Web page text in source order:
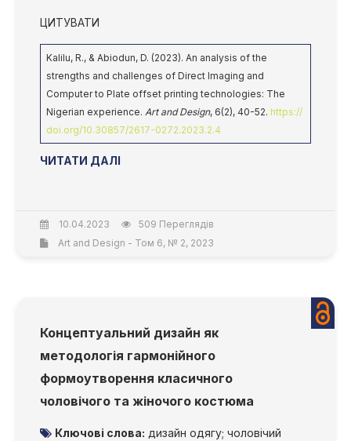
ЦИТУВАТИ
Kalilu, R., & Abiodun, D. (2023). An analysis of the
strengths and challenges of Direct Imaging and
Computer to Plate offset printing technologies: The
Nigerian experience. Art and Design, 6(2), 40-52. https://
doi.org/10.30857/2617-0272.2023.2.4
ЧИТАТИ ДАЛІ
10.04.2023
509 Переглядів
Art and Design - Том 6, № 2, 2023
Концептуальний дизайн як
методологія гармонійного
формоутворення класичного
чоловічого та жіночого костюма
Ключові слова: дизайн одягу; чоловічий